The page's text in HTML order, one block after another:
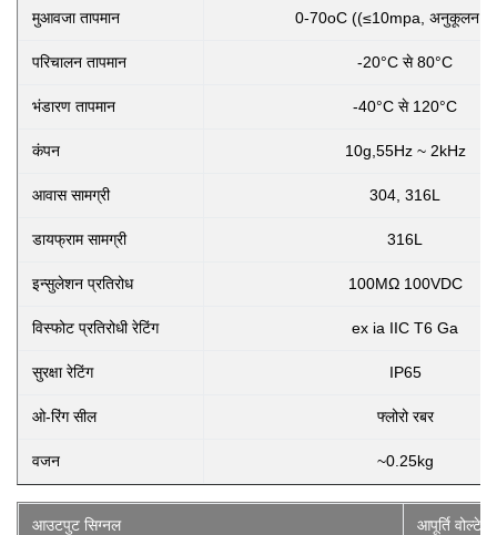
मुआवजा तापमान 0-70oC ((≤10mpa, अनुकूलन
परिचालन तापमान -20°C से 80°C
भंडारण तापमान -40°C से 120°C
कंपन 10g,55Hz ~ 2kHz
आवास सामग्री 304, 316L
डायफ्राम सामग्री 316L
इन्सुलेशन प्रतिरोध 100MΩ 100VDC
विस्फोट प्रतिरोधी रेटिंग ex ia IIC T6 Ga
सुरक्षा रेटिंग IP65
ओ-रिंग सील फ्लोरो रबर
वजन ~0.25kg
आउटपुट सिग्नल आपूर्ति वोल्टेज